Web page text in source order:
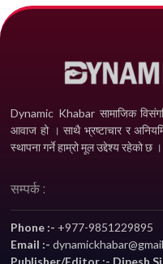
Dynamic Khabar सामाजिक
आवाज हो । साथै भ्रष्टाचार र
स्थापना गर्ने हाम्रो मूल उद्देश्य रहेको छ ।
सम्पर्क :
Phone :- +977-9851229895
Email :-
Publisher/Editor :- Dipesh